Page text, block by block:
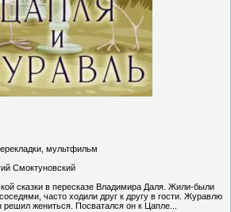
мультфильм
Смоктуновский
сказки в пересказе Владимира Даля. Жили-были
часто ходили друг к другу в гости. Журавлю
жениться. Посватался он к Цапле...